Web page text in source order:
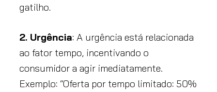
gatilho.
2. Urgência: A urgência está relacionada
ao fator tempo, incentivando o
consumidor a agir imediatamente.
Exemplo: “Oferta por tempo limitado: 50%